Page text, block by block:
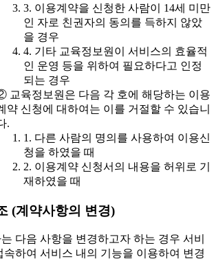
3. 이용계약을 신청한 사람이 14세 미만
인 자로 친권자의 동의를 득하지 않았
을 경우
4. 기타 교육정보원이 서비스의 효율적
인 운영 등을 위하여 필요하다고 인정
되는 경우
교육정보원은 다음 각 호에 해당하는 이용
약 신청에 대하여는 이를 거절할 수 있습니
.
1. 다른 사람의 명의를 사용하여 이용신
청을 하였을 때
2. 이용계약 신청서의 내용을 허위로 기
재하였을 때
(계약사항의 변경)
다음 사항을 변경하고자 하는 경우 서비
속하여 서비스 내의 기능을 이용하여 변경